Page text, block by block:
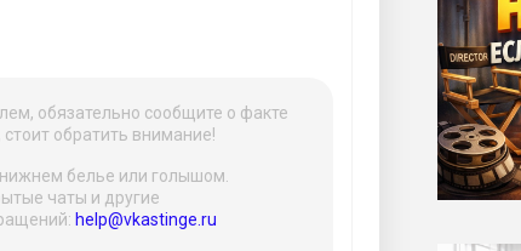
обязательно сообщите о факте
обратить внимание!
белье или голышом.
чаты и другие
help@vkastinge.ru